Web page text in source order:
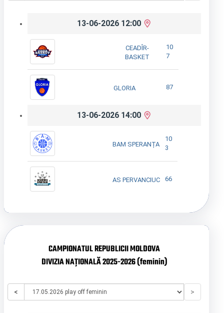
13-06-2026 12:00
CEADÎR-
BASKET
10
7
GLORIA 87
13-06-2026 14:00
BAM SPERANȚA
10
3
AS PERVANCIUC 66
CAMPIONATUL REPUBLICII MOLDOVA
DIVIZIA NAȚIONALĂ 2025-2026 (feminin)
< >